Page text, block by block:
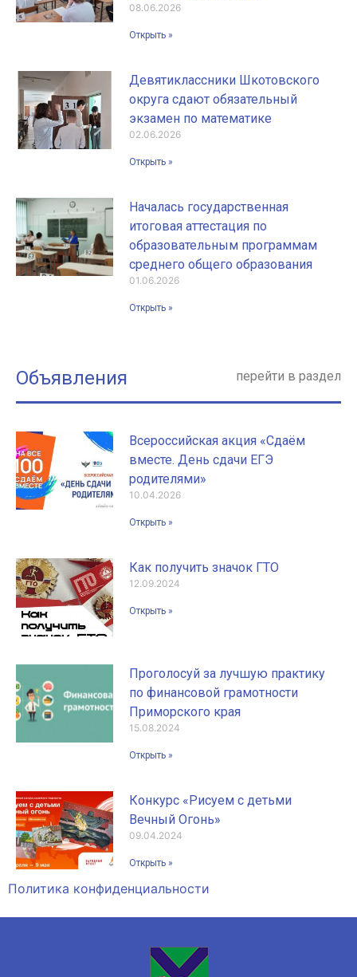
08.06.2026
Открыть »
Девятиклассники Шкотовского
округа сдают обязательный
экзамен по математике
02.06.2026
Открыть »
Началась государственная
итоговая аттестация по
образовательным программам
среднего общего образования
01.06.2026
Открыть »
Объявления перейти в раздел
Всероссийская акция «Сдаём
вместе. День сдачи ЕГЭ
родителями»
10.04.2026
Открыть »
Как получить значок ГТО
12.09.2024
Открыть »
Проголосуй за лучшую практику
по финансовой грамотности
Приморского края
15.08.2024
Открыть »
Конкурс «Рисуем с детьми
Вечный Огонь»
09.04.2024
Открыть »
Политика конфиденциальности